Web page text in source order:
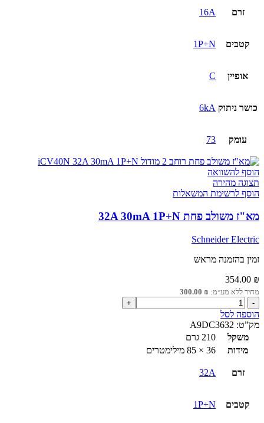
1P+N
זרם 16A
קטבים 1P+N
אופיין C
כושר ניתוק 6kA
עומק 73
הוסף להשוואה
תצוגה מהירה
הוסף לרשימת המשאלות
מא"ז משולב פחת 32A 30mA 1P+N
Schneider Electric
זמין בהזמנה מראש
354.00 ₪
מחיר ללא מע״מ: 300.00 ₪
כמות
של
מא"ז
משולב
פחת
32A
1P+N
הוספה לסל
מק”ט: A9DC3632
משקל
210 גרם
מידות
36 × 85 מילימטרים
זרם 32A
קטבים 1P+N